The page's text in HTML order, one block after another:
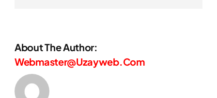
About The Author:
Webmaster@uzayweb.com